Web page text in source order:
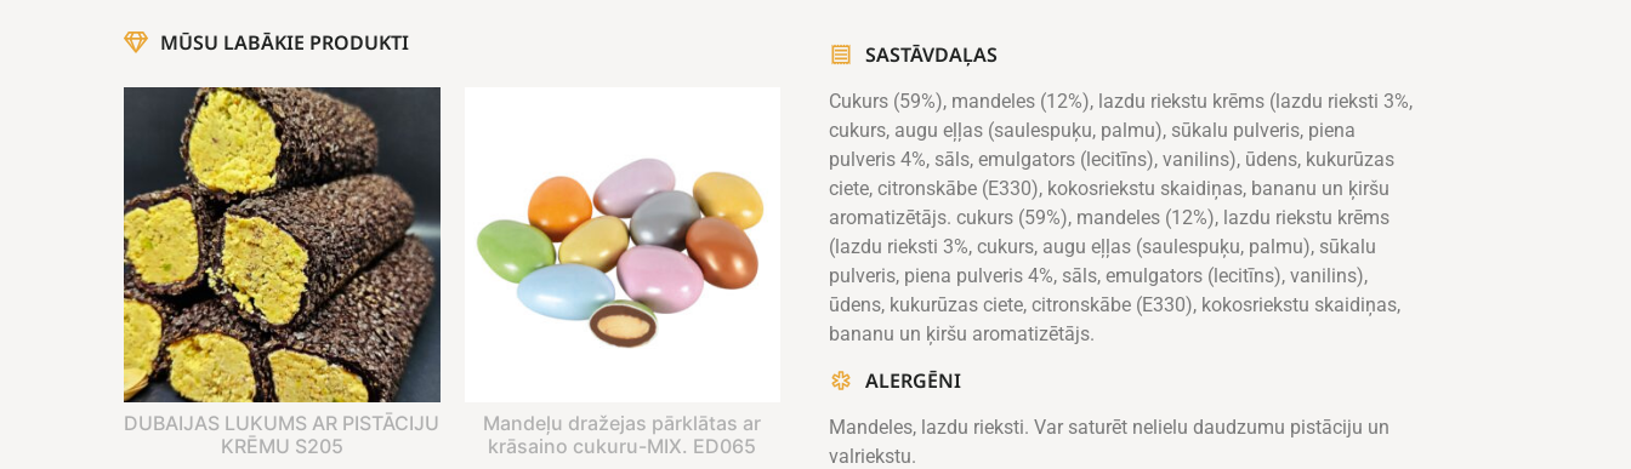
MŪSU LABĀKIE PRODUKTI
DUBAIJAS LUKUMS AR PISTĀCIJU
KRĒMU S205
Mandeļu dražejas pārklātas ar
krāsaino cukuru-MIX. ED065
SASTĀVDAĻAS
Cukurs (59%), mandeles (12%), lazdu riekstu krēms (lazdu rieksti 3%,
cukurs, augu eļļas (saulespuķu, palmu), sūkalu pulveris, piena
pulveris 4%, sāls, emulgators (lecitīns), vanilins), ūdens, kukurūzas
ciete, citronskābe (E330), kokosriekstu skaidiņas, bananu un ķiršu
aromatizētājs. cukurs (59%), mandeles (12%), lazdu riekstu krēms
(lazdu rieksti 3%, cukurs, augu eļļas (saulespuķu, palmu), sūkalu
pulveris, piena pulveris 4%, sāls, emulgators (lecitīns), vanilins),
ūdens, kukurūzas ciete, citronskābe (E330), kokosriekstu skaidiņas,
bananu un ķiršu aromatizētājs.
ALERGĒNI
Mandeles, lazdu rieksti. Var saturēt nelielu daudzumu pistāciju un
valriekstu.